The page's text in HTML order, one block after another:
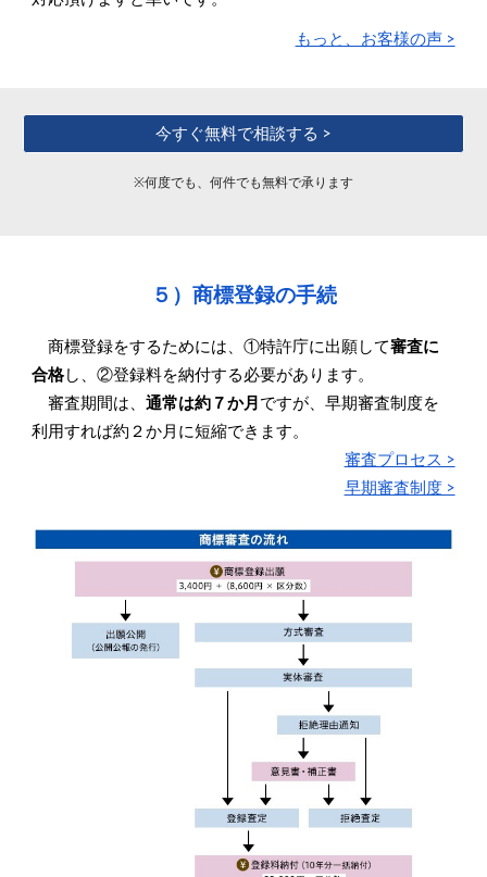
もっと、お客様の声 >
今すぐ無料で相談する >
※何度でも、何件でも無料で承ります
５）商標登録の手続
商標登録をするためには 、①特許庁に出願して審査に
合格し、②登録料を納付する必要があります。
審査期間は、通常は約７か月 ですが、早期審査制度を
利用すれば約２か月に短縮できます。
審査プロセス >
早期審査制度 >